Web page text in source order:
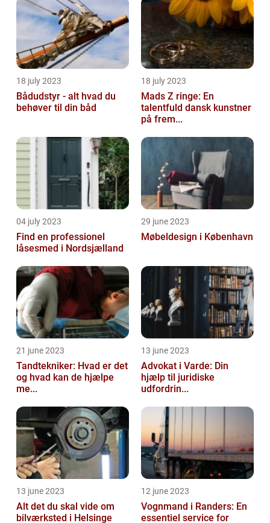
18 july 2023
Bådudstyr - alt hvad du
behøver til din båd
18 july 2023
Mads Z ringe: En
talentfuld dansk kunstner
på frem...
04 july 2023
Find en professionel
låsesmed i Nordsjælland
29 june 2023
Møbeldesign i København
21 june 2023
Tandtekniker: Hvad er det
og hvad kan de hjælpe
me...
13 june 2023
Advokat i Varde: Din
hjælp til juridiske
udfordrin...
13 june 2023
Alt det du skal vide om
bilværksted i Helsinge
12 june 2023
Vognmand i Randers: En
essentiel service for